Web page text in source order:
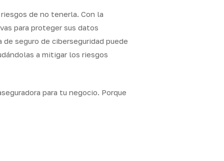
de no tenerla. Con la
para proteger sus datos
seguro de ciberseguridad puede
a mitigar los riesgos
para tu negocio. Porque